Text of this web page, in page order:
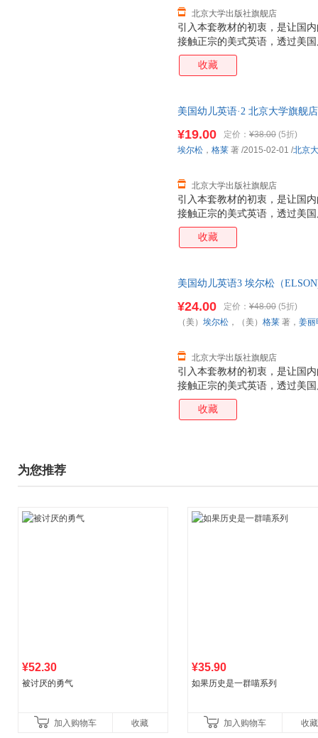
引入本套教材的初衷，是让国
接触正宗的美式英语，透过美
语言”学起。 整套教材以精美
单的儿童语言。图文互释，简
北京大学出版社旗舰店
收藏
美国幼儿英语·2 北京大学旗舰
引入本套教材的初衷，是让国
接触正宗的美式英语，透过美
语言”学起。 整套教材以精美
单的儿童语言。图文互释，简
¥19.00 定价： ¥38.00 (5折)
北京大学出版社旗舰店
埃尔松 ， 格莱 著 /2015-02-01 /北京
收藏
美国幼儿英语3 埃尔松（
引入本套教材的初衷，是让国
接触正宗的美式英语，透过美
语言”学起。 整套教材以精美
单的儿童语言。图文互释，简
¥24.00 定价： ¥48.00 (5折)
北京大学出版社旗舰店
（美） 埃尔松 ，（美） 格莱 著， 姜丽
收藏
为您推荐
¥52.30
被讨厌的勇气
加入购物车 收藏
¥35.90
如果历史是一群喵系列
加入购物车 收藏